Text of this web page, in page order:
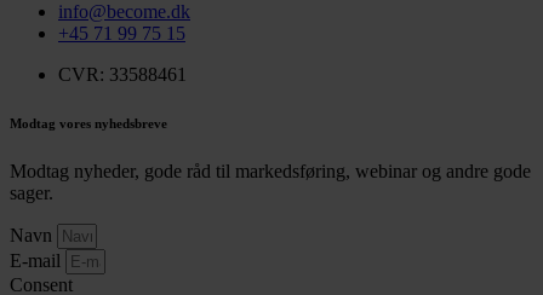
info@become.dk
+45 71 99 75 15
CVR: 33588461
Modtag vores nyhedsbreve
Modtag nyheder, gode råd til markedsføring, webinar og andre gode
sager.
Navn
E-mail
Consent